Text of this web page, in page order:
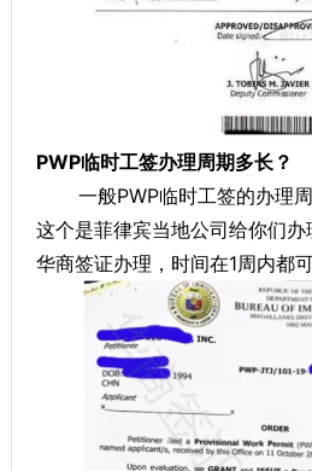
PWP临时工签办理周期多长？
一般PWP临时工签的办理周
这个是菲律宾当地公司给你们
华商签证办理，时间在1周内都